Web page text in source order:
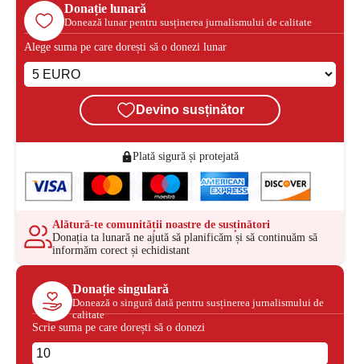
Donație lunară
Donează lunar pentru susținerea jurnalismului de calitate
Alege suma pe care dorești să o donezi lunar
Devino susținător
Plată sigură și protejată
Alătură-te comunității noastre de susținători
Donația ta lunară ne ajută să planificăm și să continuăm să
informăm corect și echidistant
Donație singulară
Donează o singură dată pentru susținerea jurnalismului de
calitate
Scrie suma pe care dorești să o donezi